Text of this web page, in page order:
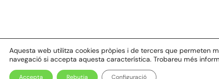
Aquesta web utilitza cookies pròpies i de tercers que permeten
navegació si accepta aquesta característica. Trobareu més
Accepta Rebutja Configuració